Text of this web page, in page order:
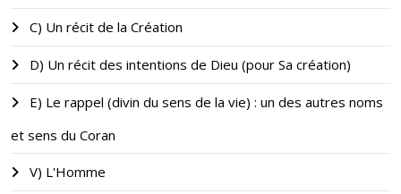
C) Un récit de la Création
D) Un récit des intentions de Dieu (pour Sa création)
E) Le rappel (divin du sens de la vie) : un des autres noms
et sens du Coran
V) L'Homme